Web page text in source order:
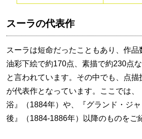
スーラの代表作
スーラは短命だったこともあり、作品
油彩下絵で約170点、素描で約230点
と言われています。その中でも、点
が代表作となっています。ここでは、
浴』（1884年）や、『グランド・ジ
後』（1884-1886年）以降のものをご